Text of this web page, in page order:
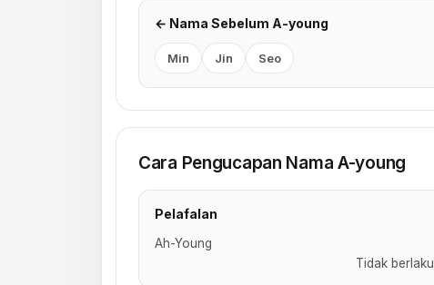
← Nama Sebelum A-young
Min Jin Seo
Cara Pengucapan Nama A-young
Pelafalan
Ah-Young
Tidak berlaku